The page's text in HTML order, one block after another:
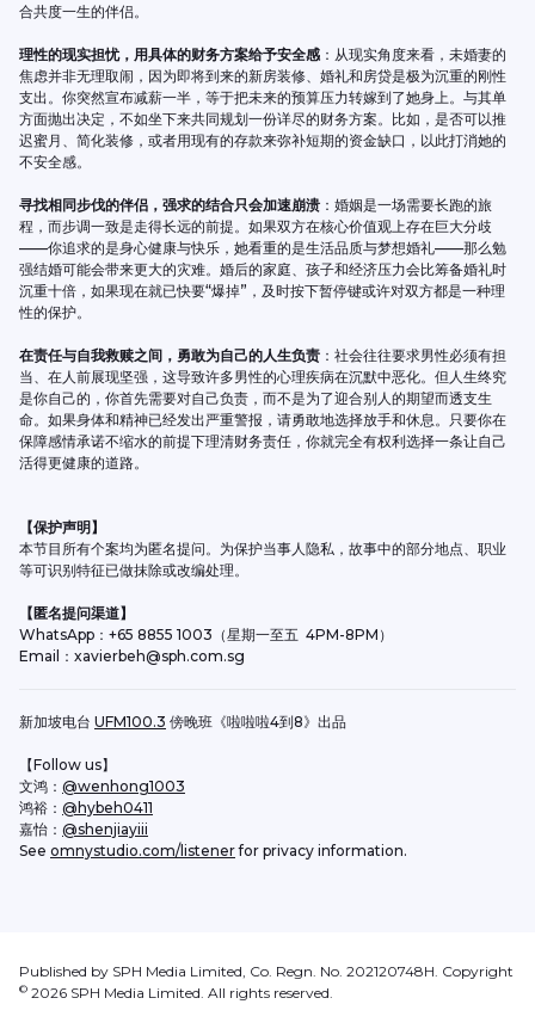
合共度一生的伴侣。
理性的现实担忧，用具体的财务方案给予安全感 ：从现实角度来看，未婚妻的
焦虑并非无理取闹，因为即将到来的新房装修、婚礼和房贷是极为沉重的刚性
支出。你突然宣布减薪一半，等于把未来的预算压力转嫁到了她身上。与其单
方面抛出决定，不如坐下来共同规划一份详尽的财务方案。比如，是否可以推
迟蜜月、简化装修，或者用现有的存款来弥补短期的资金缺口，以此打消她的
不安全感。
寻找相同步伐的伴侣，强求的结合只会加速崩溃 ：婚姻是一场需要长跑的旅
程，而步调一致是走得长远的前提。如果双方在核心价值观上存在巨大分歧
——你追求的是身心健康与快乐，她看重的是生活品质与梦想婚礼——那么勉
强结婚可能会带来更大的灾难。婚后的家庭、孩子和经济压力会比筹备婚礼时
沉重十倍，如果现在就已快要“爆掉”，及时按下暂停键或许对双方都是一种理
性的保护。
在责任与自我救赎之间，勇敢为自己的人生负责 ：社会往往要求男性必须有担
当、在人前展现坚强，这导致许多男性的心理疾病在沉默中恶化。但人生终究
是你自己的，你首先需要对自己负责，而不是为了迎合别人的期望而透支生
命。如果身体和精神已经发出严重警报，请勇敢地选择放手和休息。只要你在
保障感情承诺不缩水的前提下理清财务责任，你就完全有权利选择一条让自己
活得更健康的道路。
【保护声明】
本节目所有个案均为匿名提问。为保护当事人隐私，故事中的部分地点、职业
等可识别特征已做抹除或改编处理。
【匿名提问渠道】
WhatsApp：+65 8855 1003（星期一至五  4PM-8PM）
Email：xavierbeh@sph.com.sg
新加坡电台 UFM100.3 傍晚班《啦啦啦4到8》出品
【Follow us】
文鸿： @wenhong1003
鸿裕： @hybeh0411
嘉怡： @shenjiayiii
See omnystudio.com/listener for privacy information.
Published by SPH Media Limited, Co. Regn. No. 202120748H. Copyright
© 2026 SPH Media Limited. All rights reserved.